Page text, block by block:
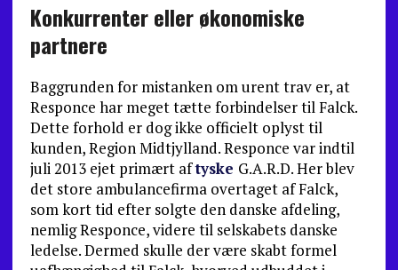
Konkurrenter eller økonomiske
partnere
Baggrunden for mistanken om urent trav er, at
Responce har meget tætte forbindelser til Falck.
Dette forhold er dog ikke officielt oplyst til
kunden, Region Midtjylland. Responce var indtil
juli 2013 ejet primært aftyske G.A.R.D. Her blev
det store ambulancefirma overtaget af Falck,
som kort tid efter solgte den danske afdeling,
nemlig Responce, videre til selskabets danske
ledelse. Dermed skulle der være skabt formel